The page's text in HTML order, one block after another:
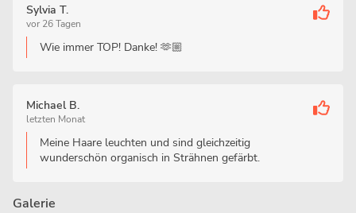
Sylvia T.
vor 26 Tagen
Wie immer TOP! Danke! 🫶🏼
Michael B.
letzten Monat
Meine Haare leuchten und sind gleichzeitig
wunderschön organisch in Strähnen gefärbt.
Galerie